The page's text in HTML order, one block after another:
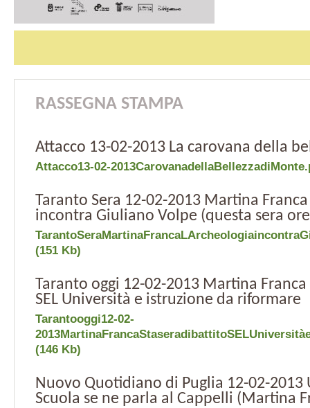
RASSEGNA STAMPA
Attacco 13-02-2013 La carovana della
Attacco13-02-
Taranto Sera 12-02-2013 Martina
incontra Giuliano Volpe (questa sera
(151 Kb)
Taranto oggi 12-02-2013 Martina
SEL Università e istruzione da riformare
Tarantooggi12-02-
(146 Kb)
Nuovo Quotidiano di Puglia 12-02-2013
Scuola se ne parla al Cappelli (Martina